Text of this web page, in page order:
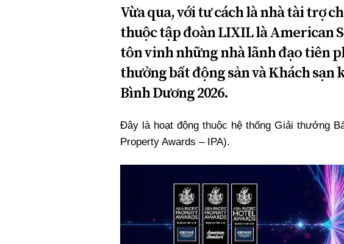
Bạn đọc viết
Vừa qua, với tư cách là nhà tài trợ
thuộc tập đoàn LIXIL là American
tôn vinh những nhà lãnh đạo tiên
thưởng bất động sản và Khách sạn
Bình Dương 2026.
Đây là hoạt động thuộc hệ thống Giải thưởng
Property Awards – IPA).